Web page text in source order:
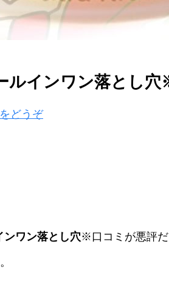
ルインワン落とし
どうぞ(コ
ル
イ
ンワン落とし穴※口コミが悪評だ